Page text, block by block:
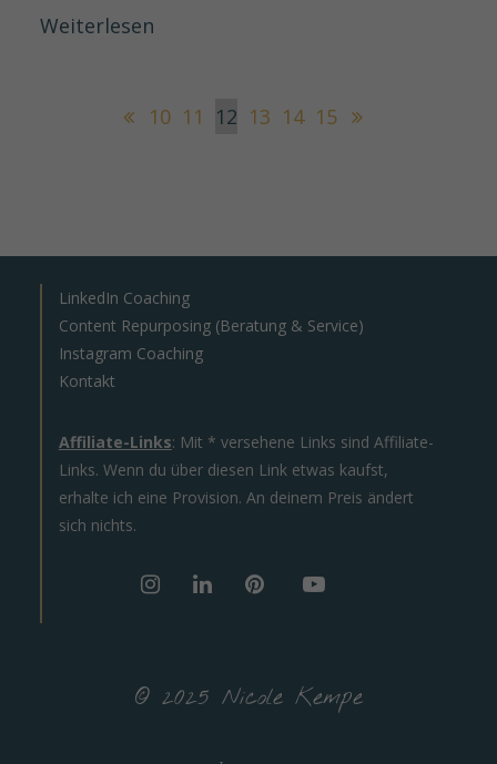
Weiterlesen
10 11 12 13 14 15
LinkedIn Coaching
Content Repurposing (Beratung & Service)
Instagram Coaching
Kontakt
Affiliate-Links: Mit * versehene Links sind Affiliate-
Links. Wenn du über diesen Link etwas kaufst,
erhalte ich eine Provision. An deinem Preis ändert
sich nichts.
© 2025 Nicole Kempe